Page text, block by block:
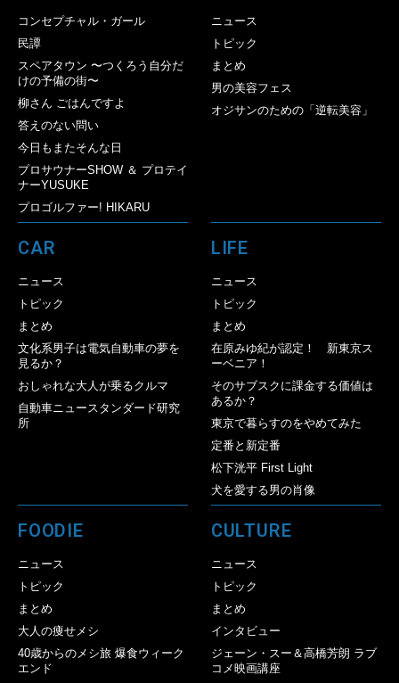
コンセプチャル・ガール
民譚
スペアタウン 〜つくろう自分だ
けの予備の街〜
柳さん ごはんですよ
答えのない問い
今日もまたそんな日
プロサウナーSHOW ＆ プロテイ
ナーYUSUKE
プロゴルファー! HIKARU
ニュース
トピック
まとめ
男の美容フェス
オジサンのための「逆転美容」
CAR
ニュース
トピック
まとめ
文化系男子は電気自動車の夢を
見るか？
おしゃれな大人が乗るクルマ
自動車ニュースタンダード研究
所
LIFE
ニュース
トピック
まとめ
在原みゆ紀が認定！ 新東京ス
ーベニア！
そのサブスクに課金する価値は
あるか？
東京で暮らすのをやめてみた
定番と新定番
松下洸平 First Light
犬を愛する男の肖像
FOODIE
ニュース
トピック
まとめ
大人の痩せメシ
40歳からのメシ旅 爆食ウィーク
エンド
CULTURE
ニュース
トピック
まとめ
インタビュー
ジェーン・スー＆高橋芳朗 ラブ
コメ映画講座